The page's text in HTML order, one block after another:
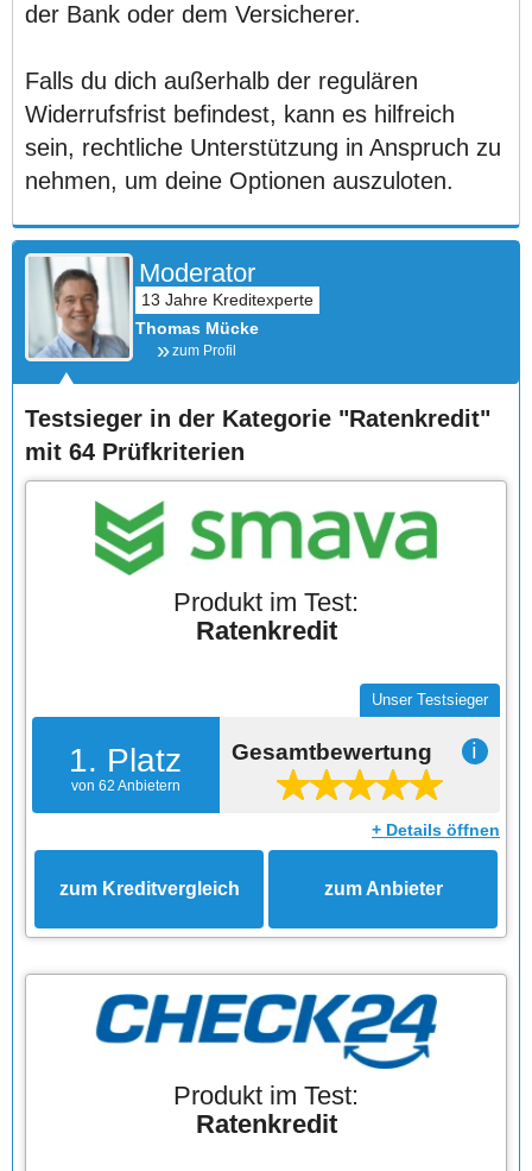
der Bank oder dem Versicherer.
Falls du dich außerhalb der regulären
Widerrufsfrist befindest, kann es hilfreich
sein, rechtliche Unterstützung in Anspruch zu
nehmen, um deine Optionen auszuloten.
Moderator
Thomas Mücke
zum Profil
Testsieger in der Kategorie "Ratenkredit"
mit 64 Prüfkriterien
Produkt im Test:
Ratenkredit
1. Platz
von 62 Anbietern
Unser Testsieger
Gesamtbewertung ℹ
+ Details öffnen
zum Kreditvergleich zum Anbieter
Produkt im Test:
Ratenkredit